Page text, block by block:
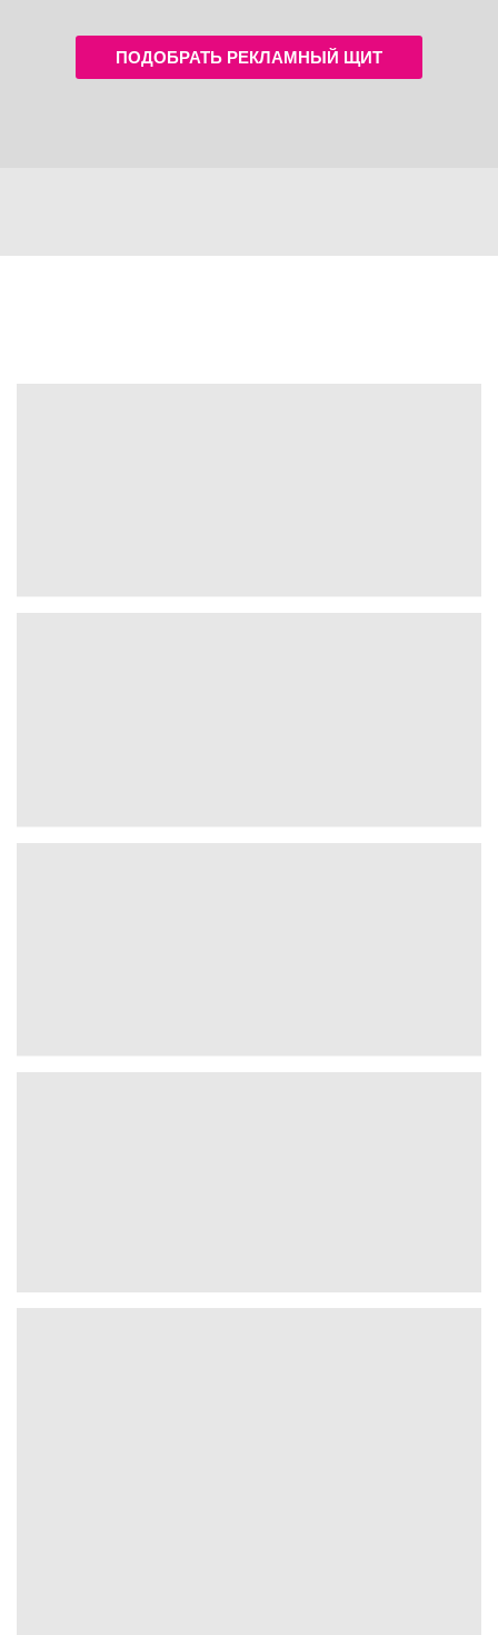
ПОДОБРАТЬ РЕКЛАМНЫЙ ЩИТ